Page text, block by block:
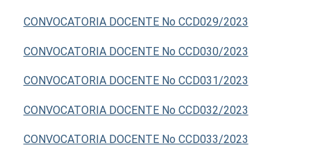
CONVOCATORIA DOCENTE No CCD029/2023
CONVOCATORIA DOCENTE No CCD030/2023
CONVOCATORIA DOCENTE No CCD031/2023
CONVOCATORIA DOCENTE No CCD032/2023
CONVOCATORIA DOCENTE No CCD033/2023